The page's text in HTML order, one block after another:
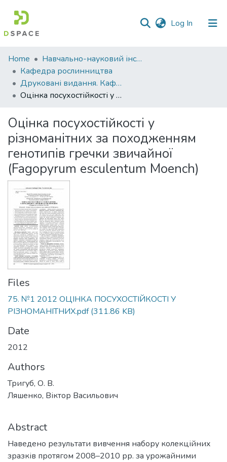
Log In (current)
Communities
&
Collections
All of DSpace
Statistics
Home
Навчально-науковий інститут агротехнологій, селекції та екології
Кафедра рослинництва
Друковані видання. Кафедра рослинництва
Оцінка посухостійкості у різноманітних за походженням генотипів гречки звичайної (Fagopyrum esculentum Moench)
Оцінка посухостійкості у
різноманітних за походженням
генотипів гречки звичайної
(Fagopyrum esculentum Moench)
Files
75. №1 2012 ОЦІНКА ПОСУХОСТІЙКОСТІ У
РІЗНОМАНІТНИХ.pdf(311.86 KB)
Date
2012
Authors
Тригуб, О. В.
Ляшенко, Віктор Васильович
Abstract
Наведено результати вивчення набору колекційних
зразків протягом 2008–2010 рр. за урожайними